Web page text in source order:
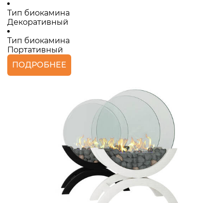
Тип биокамина
Декоративный
Тип биокамина
Портативный
ПОДРОБНЕЕ